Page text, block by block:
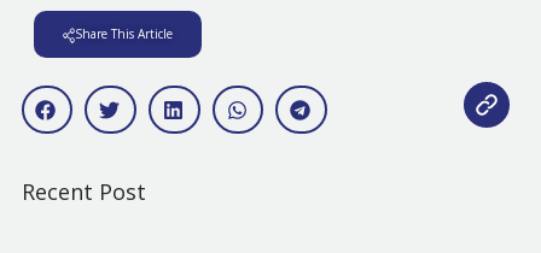
Share This Article
Recent Post